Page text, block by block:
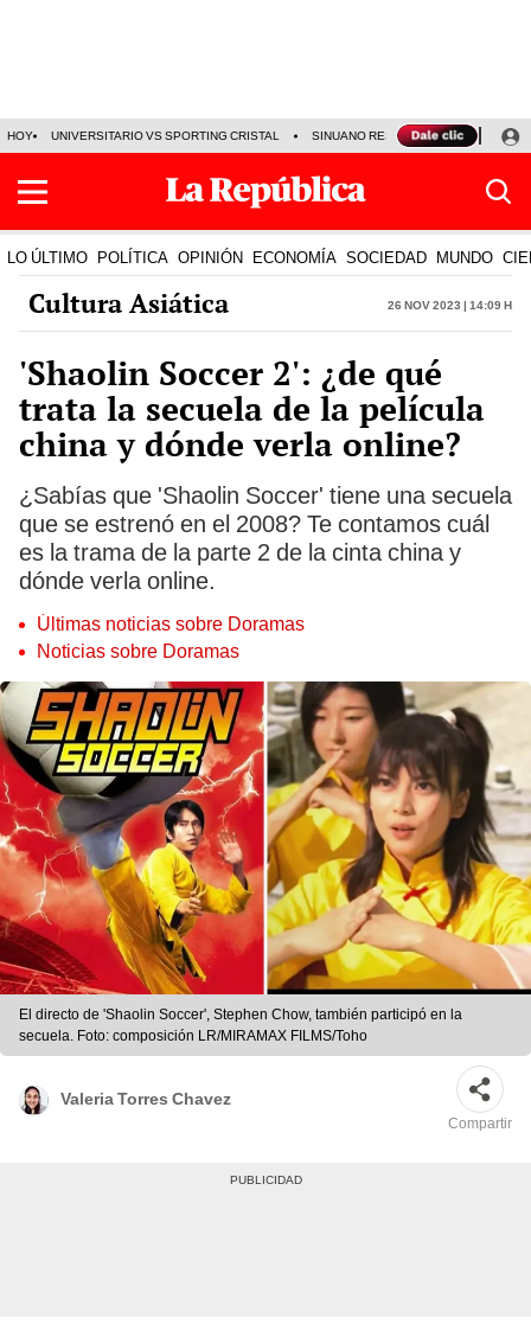
HOY UNIVERSITARIO VS SPORTING CRISTAL SINUANO RESULTADOS HOY
LO ÚLTIMO POLÍTICA OPINIÓN ECONOMÍA SOCIEDAD MUNDO
Cultura Asiática 26 Nov 2023 | 14:09 h
'Shaolin Soccer 2': ¿de qué
trata la secuela de la película
china y dónde verla online?
¿Sabías que 'Shaolin Soccer' tiene una secuela
que se estrenó en el 2008? Te contamos cuál
es la trama de la parte 2 de la cinta china y
dónde verla online.
Últimas noticias sobre Doramas
Noticias sobre Doramas
El directo de 'Shaolin Soccer', Stephen Chow, también participó en la
secuela. Foto: composición LR/MIRAMAX FILMS/Toho
Valeria Torres Chavez
Compartir